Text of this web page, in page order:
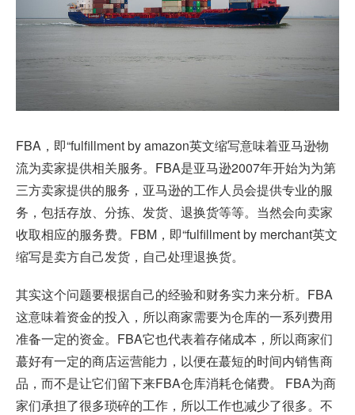
FBA，即“fulfillment by amazon英文缩写意味着亚马逊物
流为卖家提供相关服务。FBA是亚马逊2007年开始为为第
三方卖家提供的服务，亚马逊的工作人员会提供专业的服
务，包括存放、分拣、发货、退换货等等。当然会向卖家
收取相应的服务费。FBM，即“fulfillment by merchant英文
缩写是卖方自己发货，自己处理退换货。
其实这个问题要根据自己的经验和财务实力来分析。FBA
这意味着资金的投入，所以商家需要为仓库的一系列费用
准备一定的资金。FBA它也代表着存储成本，所以商家们
蕞好有一定的商店运营能力，以便在蕞短的时间内销售商
品，而不是让它们留下来FBA仓库消耗仓储费。 FBA为商
家们承担了很多琐碎的工作，所以工作也减少了很多。不